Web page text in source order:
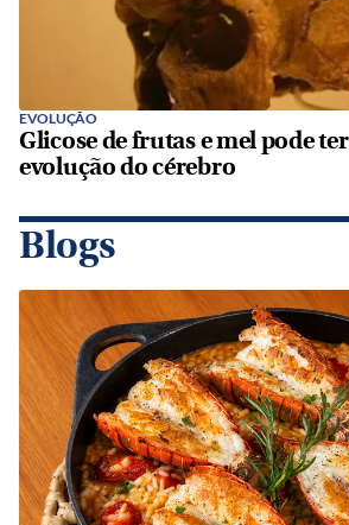
EVOLUÇÃO
Glicose de frutas e mel pode
evolução do cérebro
Blogs